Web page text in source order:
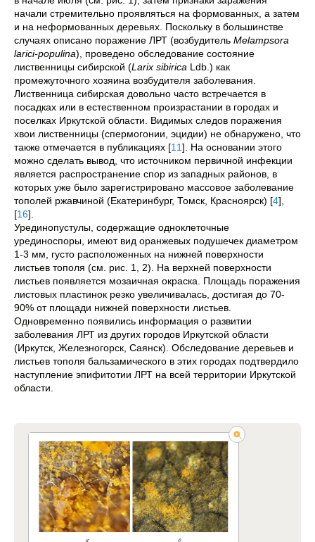
начали стремительно проявляться на формованных, а затем
и на неформованных деревьях. Поскольку в большинстве
случаях описано поражение ЛРТ (возбудитель Melampsora
larici-populina), проведено обследование состояние
лиственницы сибирской (Larix sibirica Ldb.) как
промежуточного хозяина возбудителя заболевания.
Лиственница сибирская довольно часто встречается в
посадках или в естественном произрастании в городах и
поселках Иркутской области. Видимых следов поражения
хвои лиственницы (спермогонии, эцидии) не обнаружено, что
также отмечается в публикациях [11] . На основании этого
можно сделать вывод, что источником первичной инфекции
является распространение спор из западных районов, в
которых уже было зарегистрировано массовое заболевание
тополей ржавчиной (Екатеринбург, Томск, Красноярск) [4]
[16]
Урединопустулы, содержащие одноклеточные
урединоспоры, имеют вид оранжевых подушечек диаметром
1-3 мм, густо расположенных на нижней поверхности
листьев тополя (см. рис. 1, 2). На верхней поверхности
листьев появляется мозаичная окраска. Площадь поражения
листовых пластинок резко увеличивалась, достигая до 70-
90% от площади нижней поверхности листьев.
Одновременно появились информация о развитии
заболевания ЛРТ из других городов Иркутской области
(Иркутск, Железногорск, Саянск). Обследование деревьев и
листьев тополя бальзамического в этих городах подтвердило
наступление эпифитотии ЛРТ на всей территории Иркутской
области.